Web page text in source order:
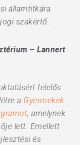
államtitkára
szakértő.
– Lannert
felelős
a Gyermekek
, amelynek
lett. Emellett
és